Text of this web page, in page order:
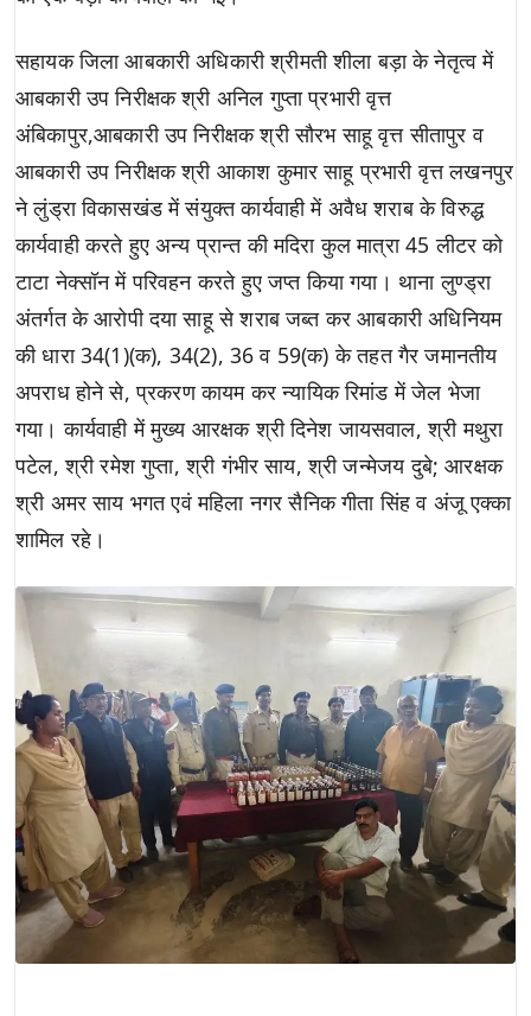
सहायक जिला आबकारी अधिकारी श्रीमती शीला बड़ा के नेतृत्व में
आबकारी उप निरीक्षक श्री अनिल गुप्ता प्रभारी वृत्त
अंबिकापुर,आबकारी उप निरीक्षक श्री सौरभ साहू वृत्त सीतापुर व
आबकारी उप निरीक्षक श्री आकाश कुमार साहू प्रभारी वृत्त लखनपुर
ने लुंड्रा विकासखंड में संयुक्त कार्यवाही में अवैध शराब के विरुद्ध
कार्यवाही करते हुए अन्य प्रान्त की मदिरा कुल मात्रा 45 लीटर को
टाटा नेक्सॉन में परिवहन करते हुए जप्त किया गया। थाना लुण्ड्रा
अंतर्गत के आरोपी दया साहू से शराब जब्त कर आबकारी अधिनियम
की धारा 34(1)(क), 34(2), 36 व 59(क) के तहत गैर जमानतीय
अपराध होने से, प्रकरण कायम कर न्यायिक रिमांड में जेल भेजा
गया। कार्यवाही में मुख्य आरक्षक श्री दिनेश जायसवाल, श्री मथुरा
पटेल, श्री रमेश गुप्ता, श्री गंभीर साय, श्री जन्मेजय दुबे; आरक्षक
श्री अमर साय भगत एवं महिला नगर सैनिक गीता सिंह व अंजू एक्का
शामिल रहे।